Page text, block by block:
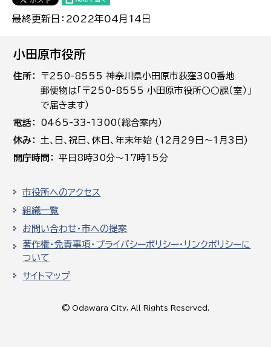
最終更新日：2022年04月14日
小田原市役所
住所
〒250-8555 神奈川県小田原市荻窪300番地
郵便物は「〒250-8555 小田原市役所○○課（室）」
で届きます）
電話
0465-33-1300（総合案内）
休み
土､日､祝日、休日、年末年始 (12月29日～1月3日)
開庁時間
平日8時30分～17時15分
市役所へのアクセス
組織一覧
お問い合わせ・市への提案
著作権・免責事項・プライバシーポリシー・リンクポリシーに
ついて
サイトマップ
© Odawara City, All Rights Reserved.